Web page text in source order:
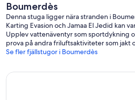
Boumerdès
Denna stuga ligger nära stranden i
Karting Evasion och Jamaa El Jedid kan
Upplev vattenäventyr som sportdykning
prova på andra friluftsaktiviteter som jakt
Se fler fjällstugor i Boumerdès